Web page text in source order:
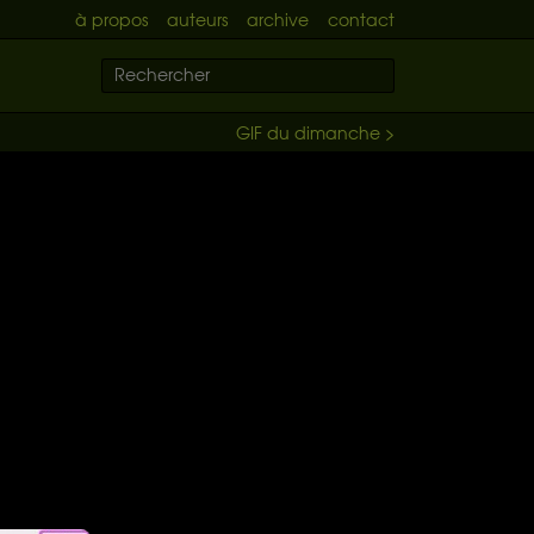
à propos auteurs archive contact
GIF du dimanche >